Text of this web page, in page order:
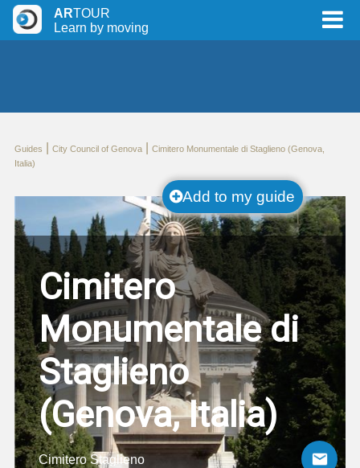
ARTOUR
Learn by moving
Guides City Council of Genova|
Cimitero Monumentale di Staglieno (Genova,
Italia)
Add to my guide
Cimitero
Monumentale di
Staglieno
(Genova, Italia)
Cimitero Staglieno